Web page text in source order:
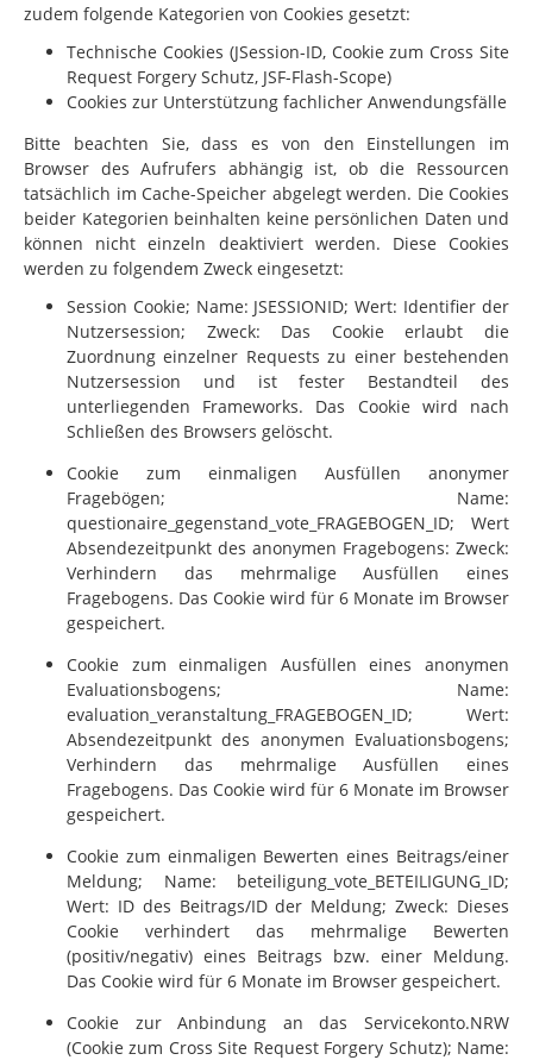
zudem folgende Kategorien von Cookies gesetzt:
Technische Cookies (JSession-ID, Cookie zum Cross Site
Request Forgery Schutz, JSF-Flash-Scope)
Cookies zur Unterstützung fachlicher Anwendungsfälle
Bitte beachten Sie, dass es von den Einstellungen im
Browser des Aufrufers abhängig ist, ob die Ressourcen
tatsächlich im Cache-Speicher abgelegt werden. Die Cookies
beider Kategorien beinhalten keine persönlichen Daten und
können nicht einzeln deaktiviert werden. Diese Cookies
werden zu folgendem Zweck eingesetzt:
Session Cookie; Name: JSESSIONID; Wert: Identifier der
Nutzersession; Zweck: Das Cookie erlaubt die
Zuordnung einzelner Requests zu einer bestehenden
Nutzersession und ist fester Bestandteil des
unterliegenden Frameworks. Das Cookie wird nach
Schließen des Browsers gelöscht.
Cookie zum einmaligen Ausfüllen anonymer
Fragebögen; Name:
questionaire_gegenstand_vote_FRAGEBOGEN_ID; Wert
Absendezeitpunkt des anonymen Fragebogens: Zweck:
Verhindern das mehrmalige Ausfüllen eines
Fragebogens. Das Cookie wird für 6 Monate im Browser
gespeichert.
Cookie zum einmaligen Ausfüllen eines anonymen
Evaluationsbogens; Name:
evaluation_veranstaltung_FRAGEBOGEN_ID; Wert:
Absendezeitpunkt des anonymen Evaluationsbogens;
Verhindern das mehrmalige Ausfüllen eines
Fragebogens. Das Cookie wird für 6 Monate im Browser
gespeichert.
Cookie zum einmaligen Bewerten eines Beitrags/einer
Meldung; Name: beteiligung_vote_BETEILIGUNG_ID;
Wert: ID des Beitrags/ID der Meldung; Zweck: Dieses
Cookie verhindert das mehrmalige Bewerten
(positiv/negativ) eines Beitrags bzw. einer Meldung.
Das Cookie wird für 6 Monate im Browser gespeichert.
Cookie zur Anbindung an das Servicekonto.NRW
(Cookie zum Cross Site Request Forgery Schutz); Name: